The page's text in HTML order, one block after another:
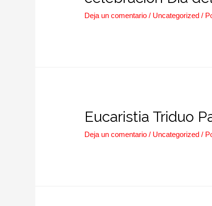
Deja un comentario / Uncategorized /
Eucaristia Triduo
Deja un comentario / Uncategorized /